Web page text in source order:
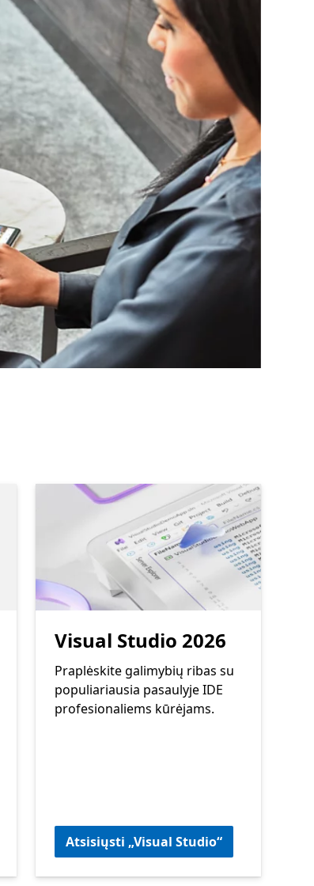
Visual Studio 2026
Praplėskite galimybių ribas su
populiariausia pasaulyje IDE
profesionaliems kūrėjams.
Atsisiųsti „Visual Studio“